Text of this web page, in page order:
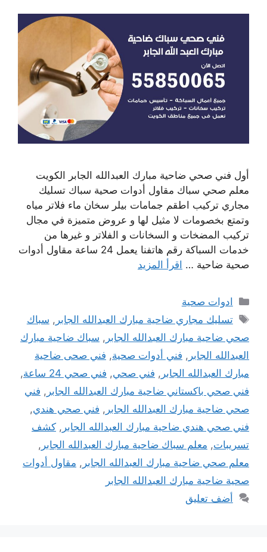
أول فني صحي ضاحية مبارك العبدالله الجابر الكويت
معلم صحي سباك مقاول أدوات صحية سباك تسليك
مجاري تركيب اطقم جمامات بيلر سخان ماء فلاتر مياه
وتمتع بخصومات لا مثيل لها و عروض متميزة في مجال
تركيب المضخات و السخانات و الفلاتر و غيرها من
خدمات السباكة رقم هاتفنا يعمل 24 ساعة مقاول أدوات
صحية ضاحية … اقرأ المزيد
التصنيفات
ادوات صحية
الوسوم
تسليك مجاري ضاحية مبارك العبدالله الجابر , سباك
صحي ضاحية مبارك العبدالله الجابر , سباك ضاحية مبارك
العبدالله الجابر , فني أدوات صحية, فني صحى ضاحية
مبارك العبدالله الجابر , فني صحي, فني صحي 24 ساعة
,
فني صحي باكستاني ضاحية مبارك العبدالله الجابر , فني
صحي ضاحية مبارك العبدالله الجابر , فني صحي هندي,
فني صحي هندي ضاحية مبارك العبدالله الجابر , كشف
تسريبات, معلم سباك ضاحية مبارك العبدالله الجابر ,
معلم صحي ضاحية مبارك العبدالله الجابر , مقاول أدوات
صحية ضاحية مبارك العبدالله الجابر
أضف تعليق